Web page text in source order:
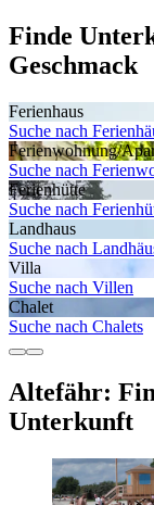
Finde
Geschmack
Ferienhaus
Suche nach
Ferienwohnung/
Suche nach
Ferienhütte
Suche nach
Landhaus
Suche nach
Villa
Suche nach Villen
Chalet
Suche nach Chalets
Altefähr:
Unterkunft